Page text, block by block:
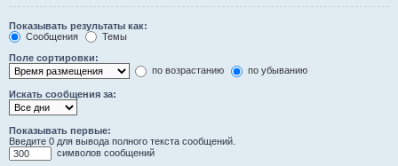
Показывать результаты как:
Сообщения
Темы
Поле сортировки:
по возрастанию
по убыванию
Искать сообщения за:
Показывать первые:
Введите 0 для вывода полного текста сообщений.
символов сообщений